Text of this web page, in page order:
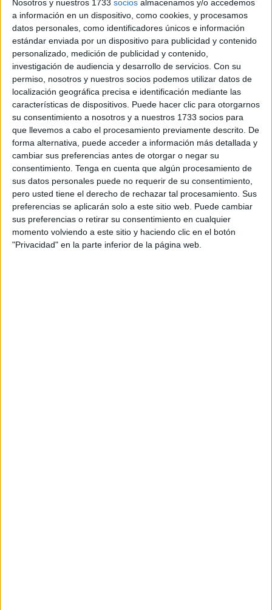
Nosotros y nuestros 1733 socios almacenamos y/o accedemos
a información en un dispositivo, como cookies, y procesamos
datos personales, como identificadores únicos e información
estándar enviada por un dispositivo para publicidad y contenido
personalizado, medición de publicidad y contenido,
investigación de audiencia y desarrollo de servicios. Con su
permiso, nosotros y nuestros socios podemos utilizar datos de
localización geográfica precisa e identificación mediante las
características de dispositivos. Puede hacer clic para otorgarnos
su consentimiento a nosotros y a nuestros 1733 socios para
que llevemos a cabo el procesamiento previamente descrito. De
forma alternativa, puede acceder a información más detallada y
cambiar sus preferencias antes de otorgar o negar su
consentimiento. Tenga en cuenta que algún procesamiento de
sus datos personales puede no requerir de su consentimiento,
pero usted tiene el derecho de rechazar tal procesamiento. Sus
preferencias se aplicarán solo a este sitio web. Puede cambiar
sus preferencias o retirar su consentimiento en cualquier
momento volviendo a este sitio y haciendo clic en el botón
"Privacidad" en la parte inferior de la página web.
que les ha dejado un referente en este ámbito como era
Abdelwahed Taio, quien estuvo de encargado en las 97
viviendas en la Cooperativa Ceseo y ha sidoel maestro
de muchosprofesionales de este sector en la ciudad
autónoma.
Como monitor deconstrucción, tuvo la oportunidad de
poder enseñar este oficio a muchos de los profesionales,
lo que le convirtió en una persona muy querida en este
ámbito.
Unaenseñanzaque para él no suponía ningún coste, ya
que su familia explica que era una persona muy activa que
“amaba su trabajo”, que siempre llevaba la generosidad
por bandera yle encantaba ayudar a todo el que lo
necesitaba.